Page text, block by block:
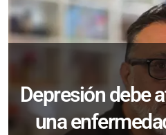
Depresión debe
una